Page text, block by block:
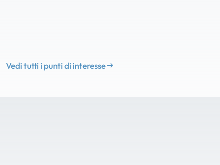
Vedi tutti i punti di interesse